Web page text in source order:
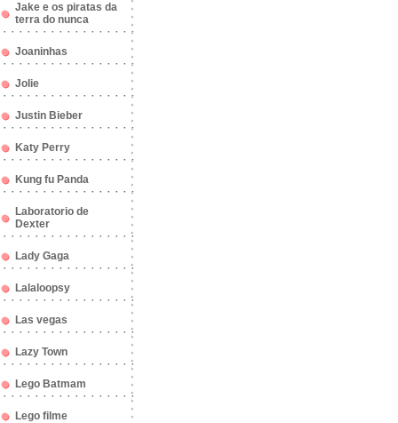
Jake e os piratas da
terra do nunca
Joaninhas
Jolie
Justin Bieber
Katy Perry
Kung fu Panda
Laboratorio de
Dexter
Lady Gaga
Lalaloopsy
Las vegas
Lazy Town
Lego Batmam
Lego filme